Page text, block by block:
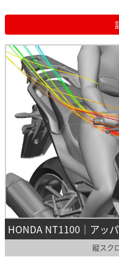
HONDA NT1100｜アッ
縦スク